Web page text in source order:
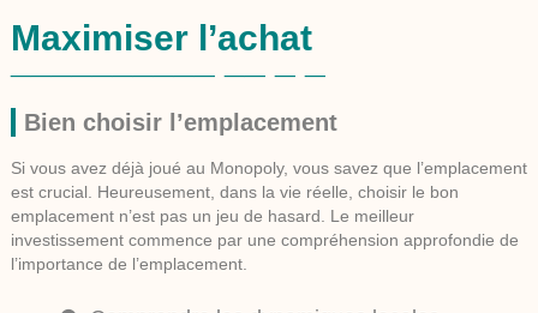
Maximiser l’achat
Bien choisir l’emplacement
Si vous avez déjà joué au Monopoly, vous savez que l’emplacement
est crucial. Heureusement, dans la vie réelle, choisir le bon
emplacement n’est pas un jeu de hasard. Le meilleur
investissement commence par une compréhension approfondie de
l’importance de l’emplacement.